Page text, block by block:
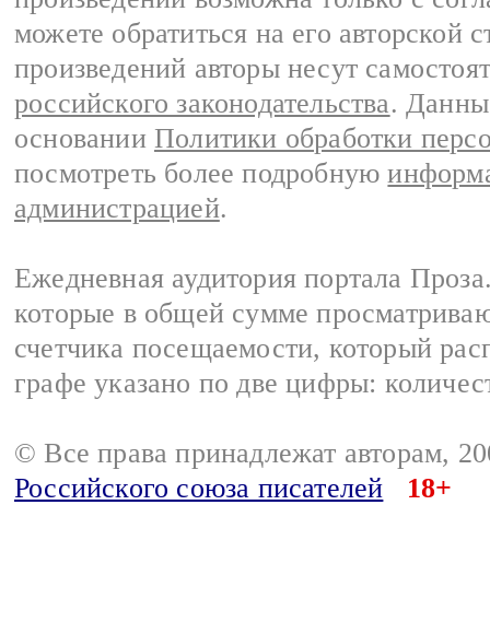
можете обратиться на его авторской
произведений авторы несут
российского законодательства.
основании Политики обработки
посмотреть более подробную
администрацией.
Ежедневная аудитория портала
которые в общей сумме
счетчика посещаемости, который
графе указано по две цифры:
© Все права принадлежат авторам,
Российского союза писателей
18+